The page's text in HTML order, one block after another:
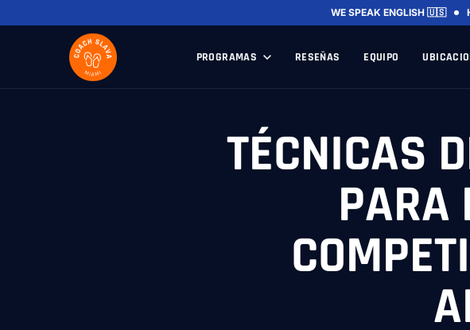
WE SPEAK ENGLISH 🇺🇸
PROGRAMAS RESEÑAS EQUIPO
TÉCNICAS
PARA